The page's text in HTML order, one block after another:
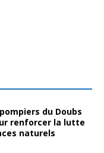
du Doubs
renforcer la lutte
naturels